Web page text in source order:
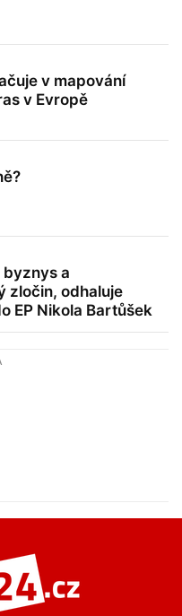
v mapování
v Evropě
a
zločin, odhaluje
EP Nikola Bartůšek